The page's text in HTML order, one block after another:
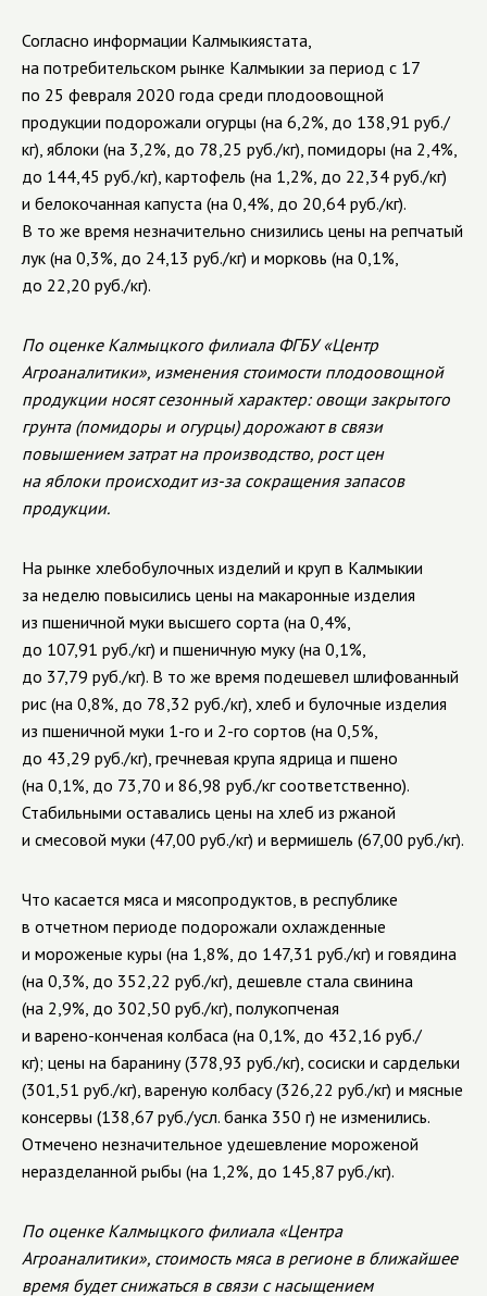
Согласно информации Калмыкиястата,
на потребительском рынке Калмыкии за период с 17
по 25 февраля 2020 года среди плодоовощной
продукции подорожали огурцы (на 6,2%, до 138,91 руб./
кг), яблоки (на 3,2%, до 78,25 руб./кг), помидоры (на 2,4%,
до 144,45 руб./кг), картофель (на 1,2%, до 22,34 руб./кг)
и белокочанная капуста (на 0,4%, до 20,64 руб./кг).
В то же время незначительно снизились цены на репчатый
лук (на 0,3%, до 24,13 руб./кг) и морковь (на 0,1%,
до 22,20 руб./кг).
По оценке Калмыцкого филиала ФГБУ «Центр
Агроаналитики», изменения стоимости плодоовощной
продукции носят сезонный характер: овощи закрытого
грунта (помидоры и огурцы) дорожают в связи
повышением затрат на производство, рост цен
на яблоки происходитиз-засокращения запасов
продукции.
На рынке хлебобулочных изделий и круп в Калмыкии
за неделю повысились цены на макаронные изделия
из пшеничной муки высшего сорта (на 0,4%,
до 107,91 руб./кг) и пшеничную муку (на 0,1%,
до 37,79 руб./кг). В то же время подешевел шлифованный
рис (на 0,8%, до 78,32 руб./кг), хлеб и булочные изделия
из пшеничной муки 1-го и 2-го сортов (на 0,5%,
до 43,29 руб./кг), гречневая крупа ядрица и пшено
(на 0,1%, до 73,70 и 86,98 руб./кг соответственно).
Стабильными оставались цены на хлеб из ржаной
и смесовой муки (47,00 руб./кг) и вермишель (67,00 руб./кг).
Что касается мяса и мясопродуктов, в республике
в отчетном периоде подорожали охлажденные
и мороженые куры (на 1,8%, до 147,31 руб./кг) и говядина
(на 0,3%, до 352,22 руб./кг), дешевле стала свинина
(на 2,9%, до 302,50 руб./кг), полукопченая
и варено-конченая колбаса (на 0,1%, до 432,16 руб./
кг); цены на баранину (378,93 руб./кг), сосиски и сардельки
(301,51 руб./кг), вареную колбасу (326,22 руб./кг) и мясные
консервы (138,67 руб./усл. банка 350 г) не изменились.
Отмечено незначительное удешевление мороженой
неразделанной рыбы (на 1,2%, до 145,87 руб./кг).
По оценке Калмыцкого филиала «Центра
Агроаналитики», стоимость мяса в регионе в ближайшее
время будет снижаться в связи с насыщением